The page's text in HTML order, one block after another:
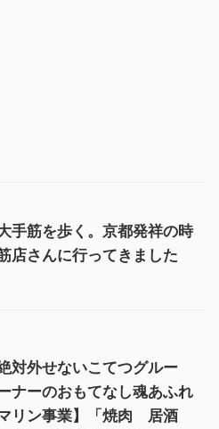
手筋を歩く。京都発祥の時
店さんに行ってきました
対外せないこてつグルー
ナーのおもてなし魂あふれ
リン事業】「焼肉 居酒